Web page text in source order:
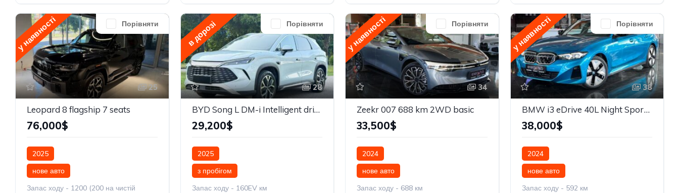
Порівняти
у наявності
25
Leopard 8 flagship 7 seats
76,000$
2025
нове авто
Запас ходу - 1200 (200 на чистій
Порівняти
в дорозі
28
BYD Song L DM-i Intelligent driving Edition 160km Beyond
29,200$
2025
з пробігом
Запас ходу - 160EV км
Порівняти
у наявності
34
Zeekr 007 688 km 2WD basic
33,500$
2024
нове авто
Запас ходу - 688 км
Порівняти
у наявності
38
BMW i3 eDrive 40L Night Sport Package
38,000$
2024
нове авто
Запас ходу - 592 км